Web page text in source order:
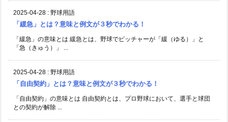
2025-04-28 : 野球用語
「緩急」とは？意味と例文が３秒でわかる！
「緩急」の意味とは 緩急とは、野球でピッチャーが「緩（ゆる）」と
「急（きゅう）」 ...
2025-04-28 : 野球用語
「自由契約」とは？意味と例文が３秒でわかる！
「自由契約」の意味とは 自由契約とは、プロ野球において、選手と球団
との契約が解除 ...